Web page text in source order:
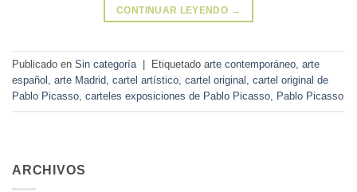
CONTINUAR LEYENDO →
Publicado en Sin categoría Etiquetado arte contemporáneo, arte
español , arte Madrid, cartel artístico, cartel original , cartel original de
Pablo Picasso, carteles exposiciones de Pablo Picasso, Pablo Picasso
ARCHIVOS